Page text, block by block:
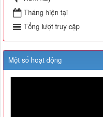
Tháng hiện tại
Tổng lượt truy cập
Một số hoạt động